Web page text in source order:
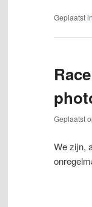
Geplaatst in
Geplaatst
We zijn,